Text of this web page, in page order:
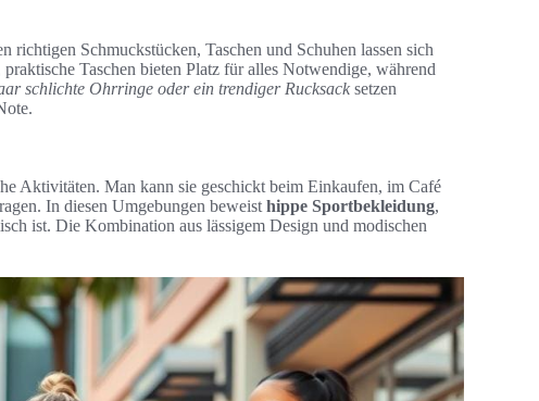
richtigen Schmuckstücken, Taschen und Schuhen lassen sich
Taschen bieten Platz für alles Notwendige, während
schlichte Ohrringe oder ein trendiger Rucksack setzen
Aktivitäten. Man kann sie geschickt beim Einkaufen, im Café
In diesen Umgebungen beweist hippe Sportbekleidung,
ist. Die Kombination aus lässigem Design und modischen